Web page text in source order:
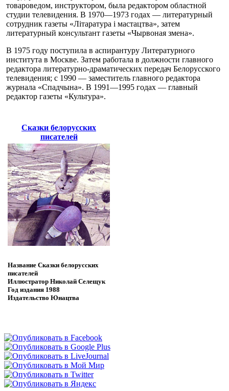
товароведом, инструктором, была редактором областной
студии телевидения. В 1970—1973 годах — литературный
сотрудник газеты «Літаратура і мастацтва», затем
литературный консультант газеты «Чырвоная змена».
В 1975 году поступила в аспирантуру Литературного
института в Москве. Затем работала в должности главного
редактора литературно-драматических передач Белорусского
телевидения; с 1990 — заместитель главного редактора
журнала «Спадчына». В 1991—1995 годах — главный
редактор газеты «Культура».
Сказки белорусских
писателей
Название Сказки белорусских
писателей
Иллюстратор Николай Селещук
Год издания 1988
Издательство Юнацтва